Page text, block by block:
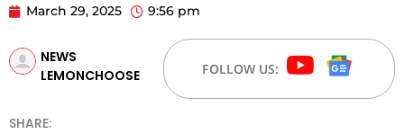
March 29, 2025 9:56 pm
NEWS
LEMONCHOOSE
FOLLOW US:
SHARE: